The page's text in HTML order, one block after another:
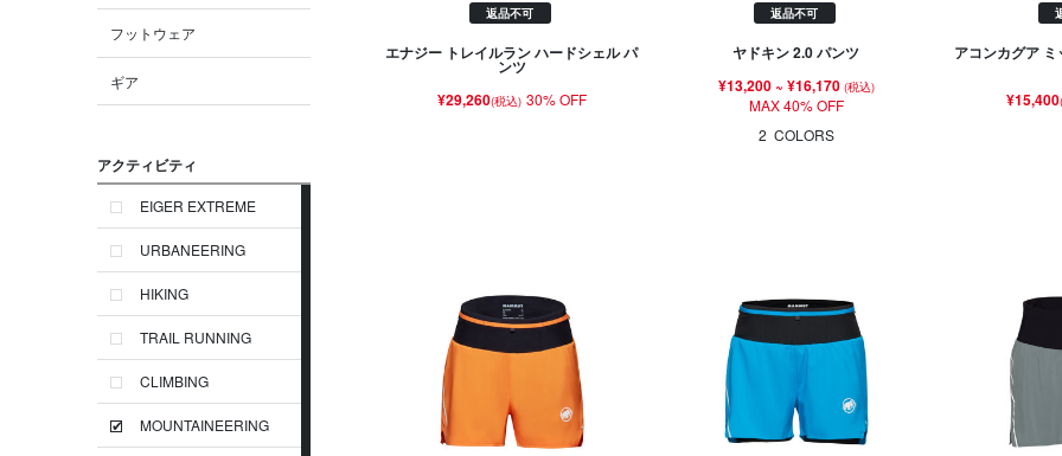
フットウェア
ギア
アクティビティ
EIGER EXTREME
URBANEERING
HIKING
TRAIL RUNNING
CLIMBING
MOUNTAINEERING
返品不可
エナジー トレイルラン ハードシェル パ
ンツ
¥29,260(税込) 30% OFF
返品不可
ヤドキン 2.0 パンツ
¥13,200~ ¥16,170 (税込)
MAX 40% OFF
2 COLORS
アコンカグア
¥15,400